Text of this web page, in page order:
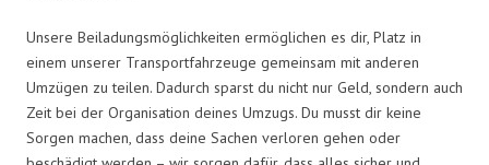
Unsere Beiladungsmöglichkeiten ermöglichen es dir, Platz in
einem unserer Transportfahrzeuge gemeinsam mit anderen
Umzügen zu teilen. Dadurch sparst du nicht nur Geld, sondern auch
Zeit bei der Organisation deines Umzugs. Du musst dir keine
Sorgen machen, dass deine Sachen verloren gehen oder